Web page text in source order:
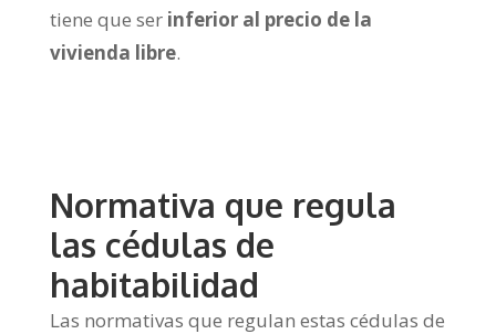
tiene que serinferior al precio de la
vivienda libre.
Normativa que regula
las cédulas de
habitabilidad
Las normativas que regulan estas cédulas de